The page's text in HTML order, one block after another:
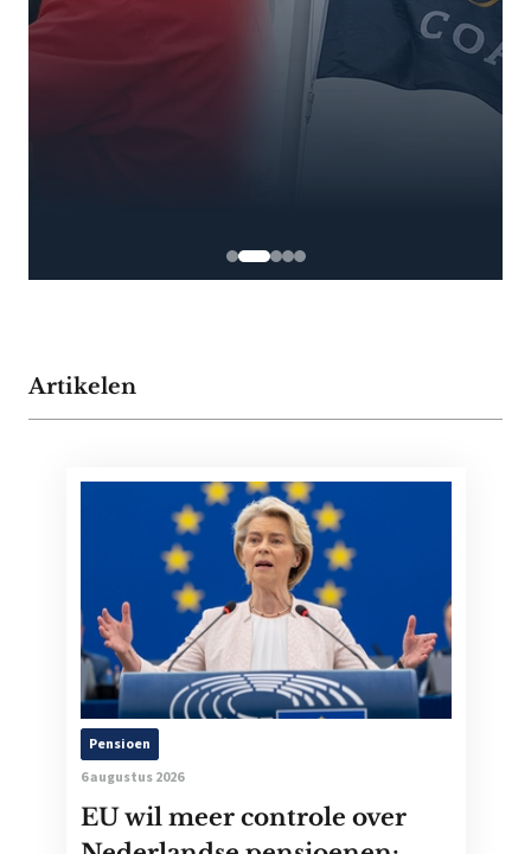
Artikelen
Pensioen
6 augustus 2026
EU wil meer controle over